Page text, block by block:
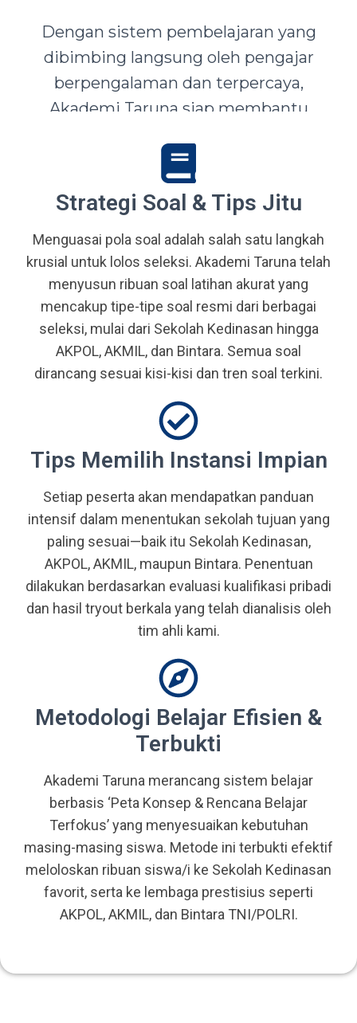
Dengan sistem pembelajaran yang
dibimbing langsung oleh pengajar
berpengalaman dan terpercaya,
Akademi Taruna siap membantu
mewujudkan impian menjadi Taruna,
Abdi Negara, serta prajurit terbaik
bangsa.
Strategi Soal & Tips Jitu
Menguasai pola soal adalah salah satu langkah
krusial untuk lolos seleksi. Akademi Taruna telah
menyusun ribuan soal latihan akurat yang
mencakup tipe-tipe soal resmi dari berbagai
seleksi, mulai dari Sekolah Kedinasan hingga
AKPOL, AKMIL, dan Bintara. Semua soal
dirancang sesuai kisi-kisi dan tren soal terkini.
Tips Memilih Instansi Impian
Setiap peserta akan mendapatkan panduan
intensif dalam menentukan sekolah tujuan yang
paling sesuai—baik itu Sekolah Kedinasan,
AKPOL, AKMIL, maupun Bintara. Penentuan
dilakukan berdasarkan evaluasi kualifikasi pribadi
dan hasil tryout berkala yang telah dianalisis oleh
tim ahli kami.
Metodologi Belajar Efisien &
Terbukti
Akademi Taruna merancang sistem belajar
berbasis ‘Peta Konsep & Rencana Belajar
Terfokus’ yang menyesuaikan kebutuhan
masing-masing siswa. Metode ini terbukti efektif
meloloskan ribuan siswa/i ke Sekolah Kedinasan
favorit, serta ke lembaga prestisius seperti
AKPOL, AKMIL, dan Bintara TNI/POLRI.